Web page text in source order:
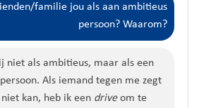
familie jou als aan ambitieus
persoon? Waarom?
niet als ambitieus, maar als een
Als iemand tegen me zegt
kan, heb ik een driveom te